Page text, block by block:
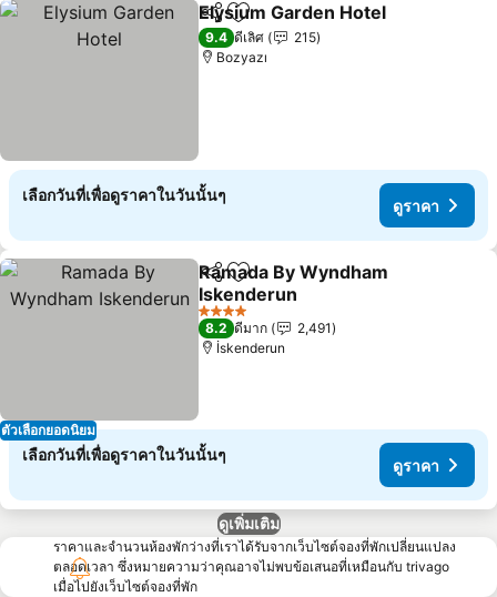
แชร์ เพิ่มในรายการโปรด
Elysium Garden Hotel
9.4 ดีเลิศ
215
Bozyazı
เลือกวันที่เพื่อดูราคาในวันนั้นๆ
ดูราคา
ตัวเลือกยอดนิยม
แชร์ เพิ่มในรายการโปรด
Ramada By Wyndham
Iskenderun
ดูราคา
4 ดาว
8.2 ดีมาก
2,491
İskenderun
เลือกวันที่เพื่อดูราคาในวันนั้นๆ
ดูราคา
ดูเพิ่มเติม
ราคาและจำนวนห้องพักว่างที่เราได้รับจากเว็บไซต์จองที่พักเปลี่ยนแปลง
ตลอดเวลา ซึ่งหมายความว่าคุณอาจไม่พบข้อเสนอที่เหมือนกับ trivago
เมื่อไปยังเว็บไซต์จองที่พัก